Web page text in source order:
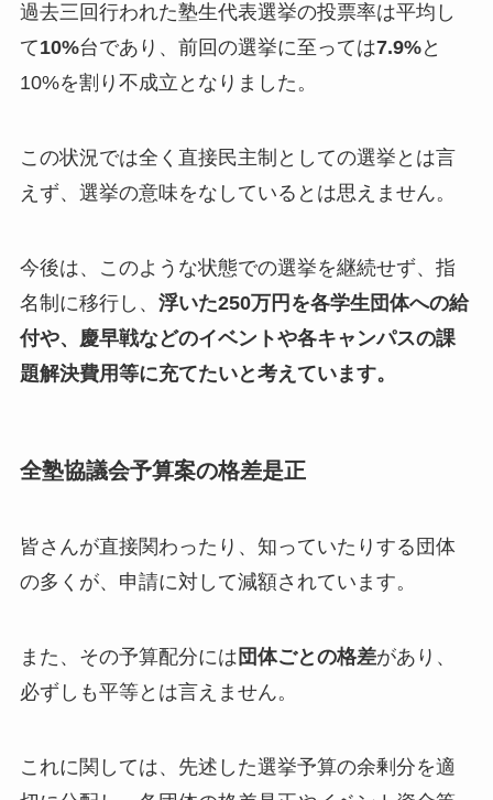
過去三回行われた塾生代表選挙の投票率は平均し
て10%台であり、前回の選挙に至っては7.9%と
10%を割り不成立となりました。
この状況では全く直接民主制としての選挙とは言
えず、選挙の意味をなしているとは思えません。
今後は、このような状態での選挙を継続せず、指
名制に移行し、 浮いた250万円を各学生団体への給
付や、慶早戦などのイベントや各キャンパスの課
題解決費用等に充てたいと考えています。
全塾協議会予算案の格差是正
皆さんが直接関わったり、知っていたりする団体
の多くが、申請に対して減額されています。
また、その予算配分には 団体ごとの格差があり、
必ずしも平等とは言えません。
これに関しては、先述した選挙予算の余剰分を適